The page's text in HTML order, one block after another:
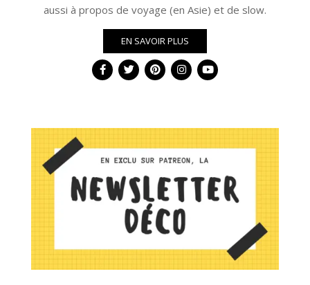
aussi à propos de voyage (en Asie) et de slow.
EN SAVOIR PLUS